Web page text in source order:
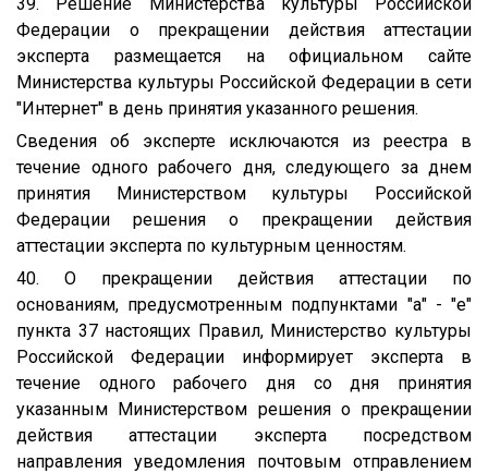
Федерации о прекращении действия аттестации
эксперта размещается на официальном сайте
Министерства культуры Российской Федерации в сети
"Интернет" в день принятия указанного решения.
Сведения об эксперте исключаются из реестра в
течение одного рабочего дня, следующего за днем
принятия Министерством культуры Российской
Федерации решения о прекращении действия
аттестации эксперта по культурным ценностям.
40. О прекращении действия аттестации по
основаниям, предусмотренным подпунктами "а" - "е"
пункта 37 настоящих Правил, Министерство культуры
Российской Федерации информирует эксперта в
течение одного рабочего дня со дня принятия
указанным Министерством решения о прекращении
действия аттестации эксперта посредством
направления уведомления почтовым отправлением